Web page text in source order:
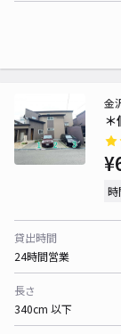
金
時
貸出時間
24時間営業
長さ
340cm 以下